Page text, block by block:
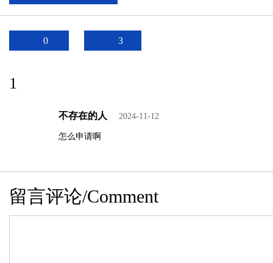
0 3
1
不存在的人 2024-11-12
怎么申请啊
留言评论/Comment